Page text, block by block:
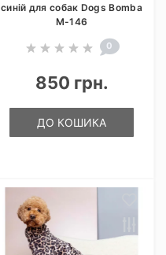
синій для собак Dogs Bomba
M-146
0
850 грн.
ДО КОШИКА